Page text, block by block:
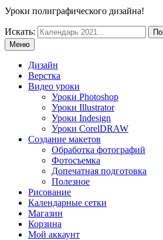
Уроки полиграфического дизайна!
Искать:
Меню
Дизайн
Верстка
Видео уроки
Уроки Photoshop
Уроки Illustrator
Уроки Indesign
Уроки CorelDRAW
Создание макетов
Обработка фотографий
Фотосъемка
Допечатная подготовка
Полезное
Рисование
Календарные сетки
Магазин
Корзина
Мой аккаунт